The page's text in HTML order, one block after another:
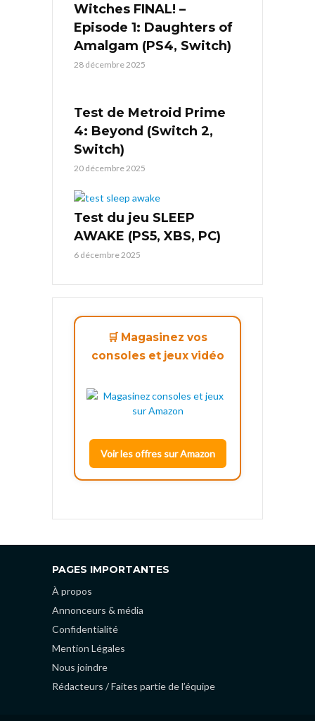
Witches FINAL! –
Episode 1: Daughters of
Amalgam (PS4, Switch)
28 décembre 2025
Test de Metroid Prime
4: Beyond (Switch 2,
Switch)
20 décembre 2025
Test du jeu SLEEP
AWAKE (PS5, XBS, PC)
6 décembre 2025
🛒 Magasinez vos
consoles et jeux vidéo
Voir les offres sur Amazon
PAGES IMPORTANTES
À propos
Annonceurs & média
Confidentialité
Mention Légales
Nous joindre
Rédacteurs / Faites partie de l’équipe